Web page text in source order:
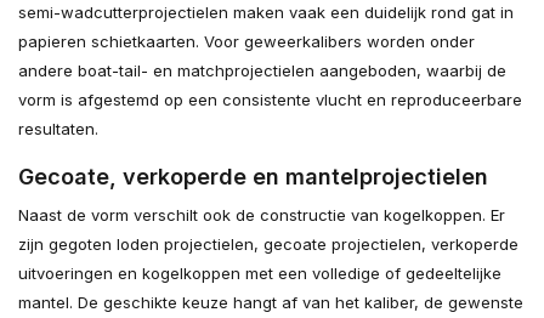
semi-wadcutterprojectielen maken vaak een duidelijk rond gat in
papieren schietkaarten. Voor geweerkalibers worden onder
andere boat-tail- en matchprojectielen aangeboden, waarbij de
vorm is afgestemd op een consistente vlucht en reproduceerbare
resultaten.
Gecoate, verkoperde en mantelprojectielen
Naast de vorm verschilt ook de constructie van kogelkoppen. Er
zijn gegoten loden projectielen, gecoate projectielen, verkoperde
uitvoeringen en kogelkoppen met een volledige of gedeeltelijke
mantel. De geschikte keuze hangt af van het kaliber, de gewenste